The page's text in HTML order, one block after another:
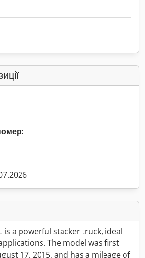
is a powerful stacker truck, ideal
The model was first
17, 2015, and has a mileage of